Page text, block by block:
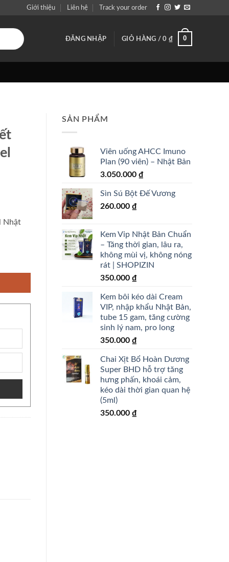
Giới thiệu Liên hệ Track your order
ĐĂNG NHẬP GIỎ HÀNG /0 ₫ 0
SẢN PHẨM
Viên uống AHCC Imuno
Plan (90 viên) – Nhật Bản
3.050.000 ₫
Sìn Sú Bột Đế Vương
260.000 ₫
Kem Vip Nhật Bản Chuẩn
– Tăng thời gian, lâu ra,
không mùi vị, không nóng
rát | SHOPIZIN
350.000 ₫
Kem bôi kéo dài Cream
VIP, nhập khẩu Nhật Bản,
tube 15 gam, tăng cường
sinh lý nam, pro long
350.000 ₫
Chai Xịt Bổ Hoàn Dương
Super BHD hỗ trợ tăng
hưng phấn, khoái cảm,
kéo dài thời gian quan hệ
(5ml)
350.000 ₫
Nhật
Gel Nhật Bản 120gr - shopizin số lượng